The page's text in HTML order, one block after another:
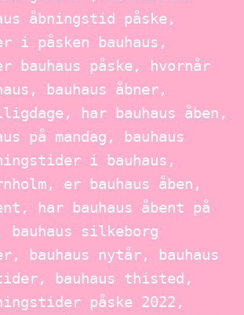
åbningstid påske,
i påsken bauhaus,
bauhaus påske, hvornår
bauhaus åbner,
har bauhaus åben,
på mandag, bauhaus
i bauhaus,
er bauhaus åben,
har bauhaus åbent på
bauhaus silkeborg
bauhaus nytår, bauhaus
bauhaus thisted,
påske 2022,